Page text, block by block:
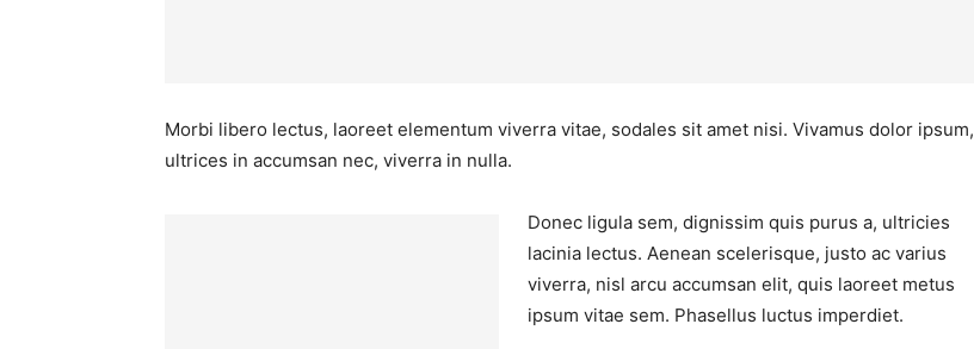
Morbi libero lectus, laoreet elementum viverra vitae, sodales sit amet nisi. Vivamus dolor ipsum,
ultrices in accumsan nec, viverra in nulla.
Donec ligula sem, dignissim quis purus a, ultricies
lacinia lectus. Aenean scelerisque, justo ac varius
viverra, nisl arcu accumsan elit, quis laoreet metus
ipsum vitae sem. Phasellus luctus imperdiet.